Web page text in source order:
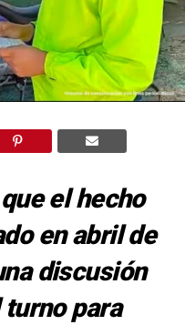
el hecho
en abril de
discusión
para